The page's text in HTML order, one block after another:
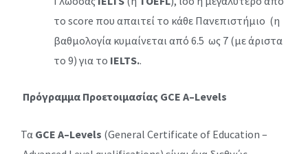
το score που απαιτεί το κάθε Πανεπιστήμιο (η
βαθμολογία κυμαίνεται από 6.5 ως 7 (με άριστα
το 9) για το IELTS..
Πρόγραμμα Προετοιμασίας GCE A–Levels
Τα GCE A–Levels (General Certificate of Education –